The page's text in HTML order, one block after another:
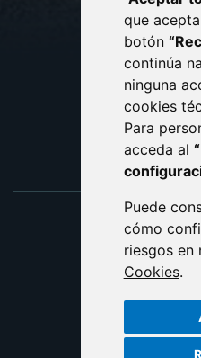
que
botón
continúa
ninguna
cookies
Para
acceda al
Puede
cómo
riesgos en
Cookies.
AVISO
POLÍTICA